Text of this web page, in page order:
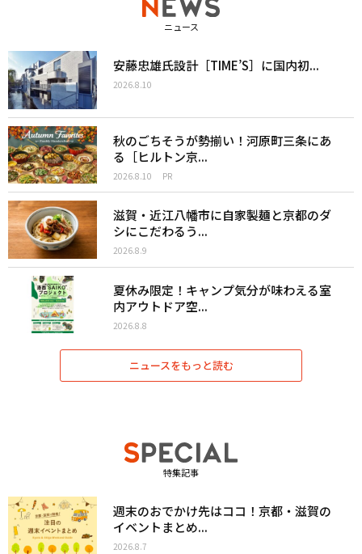
ニュース
安藤忠雄氏設計［TIME’S］に国内初...
2026.8.10
秋のごちそうが勢揃い！河原町三条にあ
る［ヒルトン京...
2026.8.10 PR
滋賀・近江八幡市に自家製麺と京都のダ
シにこだわるう...
2026.8.9
夏休み限定！キャンプ気分が味わえる室
内アウトドア空...
2026.8.8
ニュースをもっと読む
特集記事
週末のおでかけ先はココ！京都・滋賀の
イベントまとめ...
2026.8.7